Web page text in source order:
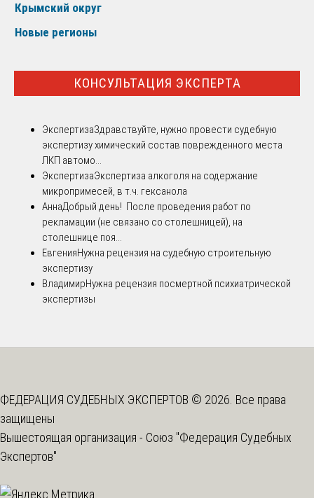
Крымский округ
Новые регионы
КОНСУЛЬТАЦИЯ ЭКСПЕРТА
ЭкспертизаЗдравствуйте, нужно провести судебную
экспертизу химический состав поврежденного места
ЛКП автомо...
ЭкспертизаЭкспертиза алкоголя на содержание
микропримесей, в т.ч. гексанола
АннаДобрый день! После проведения работ по
рекламации (не связано со столешницей), на
столешнице поя...
ЕвгенияНужна рецензия на судебную строительную
экспертизу
ВладимирНужна рецензия посмертной психиатрической
экспертизы
ФЕДЕРАЦИЯ СУДЕБНЫХ ЭКСПЕРТОВ © 2026. Все права
защищены
Вышестоящая организация - Союз "Федерация Судебных
Экспертов"